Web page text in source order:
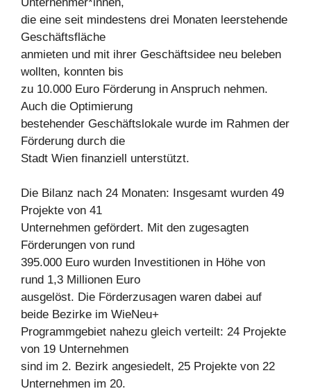
die eine seit mindestens drei Monaten leerstehende
Geschäftsfläche
anmieten und mit ihrer Geschäftsidee neu beleben
wollten, konnten bis
zu 10.000 Euro Förderung in Anspruch nehmen.
Auch die Optimierung
bestehender Geschäftslokale wurde im Rahmen der
Förderung durch die
Stadt Wien finanziell unterstützt.
Die Bilanz nach 24 Monaten: Insgesamt wurden 49
Projekte von 41
Unternehmen gefördert. Mit den zugesagten
Förderungen von rund
395.000 Euro wurden Investitionen in Höhe von
rund 1,3 Millionen Euro
ausgelöst. Die Förderzusagen waren dabei auf
beide Bezirke im WieNeu+
Programmgebiet nahezu gleich verteilt: 24 Projekte
von 19 Unternehmen
sind im 2. Bezirk angesiedelt, 25 Projekte von 22
Unternehmen im 20.